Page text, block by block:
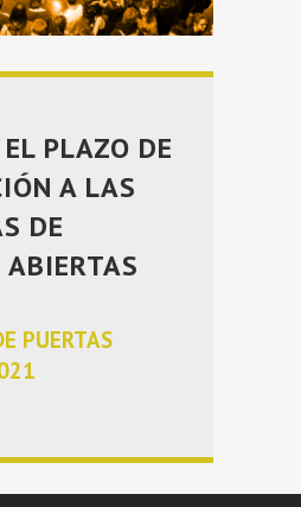
PLAZO DE
A LAS
DE
ABIERTAS
PUERTAS